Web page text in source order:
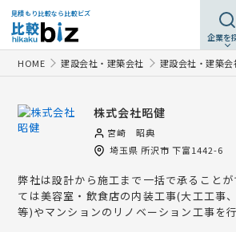
見積もり比較なら比較ビズ
企業を
HOME 建設会社・建築会社 建設会社・建築会
株式会社昭健
宮崎 昭典
埼玉県 所沢市 下富1442-6
弊社は設計から施工まで一括で承ること
ては美容室・飲食店の内装工事(大工工事
等)やマンションのリノベーション工事を行